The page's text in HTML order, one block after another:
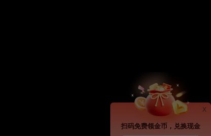
x
扫码免费领金币，兑换现金